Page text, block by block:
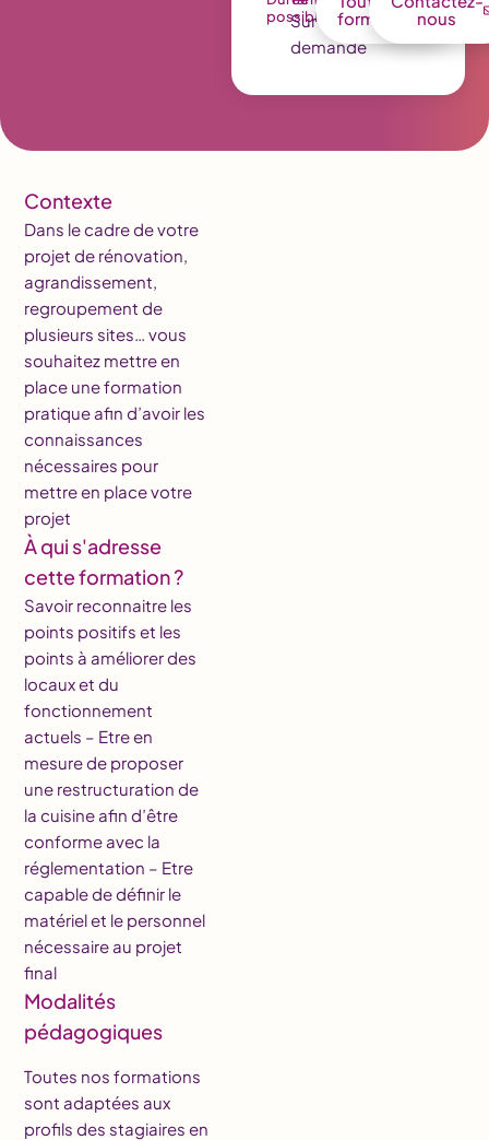
Contexte
Dans le cadre de votre
projet de rénovation,
agrandissement,
regroupement de
plusieurs sites… vous
souhaitez mettre en
place une formation
pratique afin d’avoir les
connaissances
nécessaires pour
mettre en place votre
projet
À qui s'adresse
cette formation ?
Savoir reconnaitre les
points positifs et les
points à améliorer des
locaux et du
fonctionnement
actuels – Etre en
mesure de proposer
une restructuration de
la cuisine afin d’être
conforme avec la
réglementation – Etre
capable de définir le
matériel et le personnel
nécessaire au projet
final
Modalités
pédagogiques
Toutes nos formations
sont adaptées aux
profils des stagiaires en
possible
Sur
demande
formationsnous